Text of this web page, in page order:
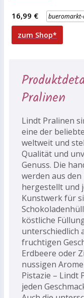
flüssiger
Spirituosenfüllung
Merkmale: Verpackung:
einzeln
bueromarkt-
16,99 €
zum Shop*
Pralinen
Lindt Pralinen
eine der
weltweit und
Qualität und
Genuss. Die
werden aus
hergestellt und
Kunstwerk für
köstliche
unterschiedlich
fruchtigen
Erdbeere oder
nussigen
Pistazie – Lindt
jeden